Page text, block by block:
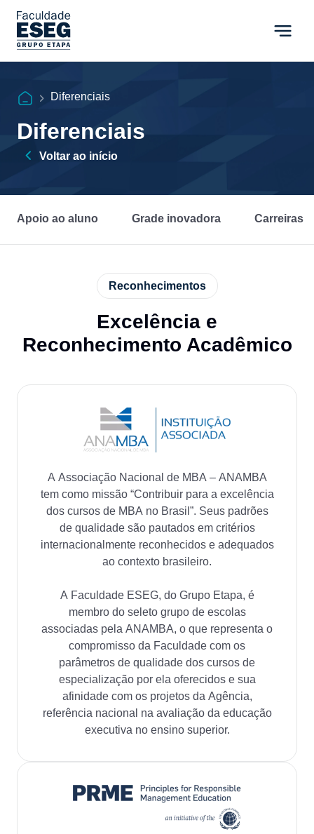
Diferenciais
Diferenciais
Voltar ao início
Apoio ao aluno Grade inovadora Carreiras
Reconhecimentos
Excelência e
Reconhecimento Acadêmico
A Associação Nacional de MBA – ANAMBA
tem como missão “Contribuir para a excelência
dos cursos de MBA no Brasil”. Seus padrões
de qualidade são pautados em critérios
internacionalmente reconhecidos e adequados
ao contexto brasileiro.
A Faculdade ESEG, do Grupo Etapa, é
membro do seleto grupo de escolas
associadas pela ANAMBA, o que representa o
compromisso da Faculdade com os
parâmetros de qualidade dos cursos de
especialização por ela oferecidos e sua
afinidade com os projetos da Agência,
referência nacional na avaliação da educação
executiva no ensino superior.